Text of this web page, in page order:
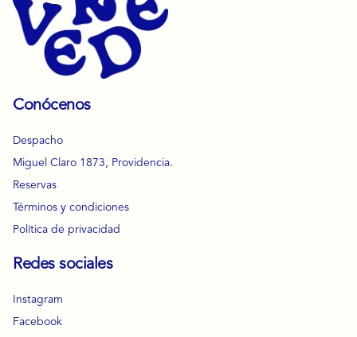
Conócenos
Despacho
Miguel Claro 1873, Providencia.
Reservas
Términos y condiciones
Política de privacidad
Redes sociales
Instagram
Facebook